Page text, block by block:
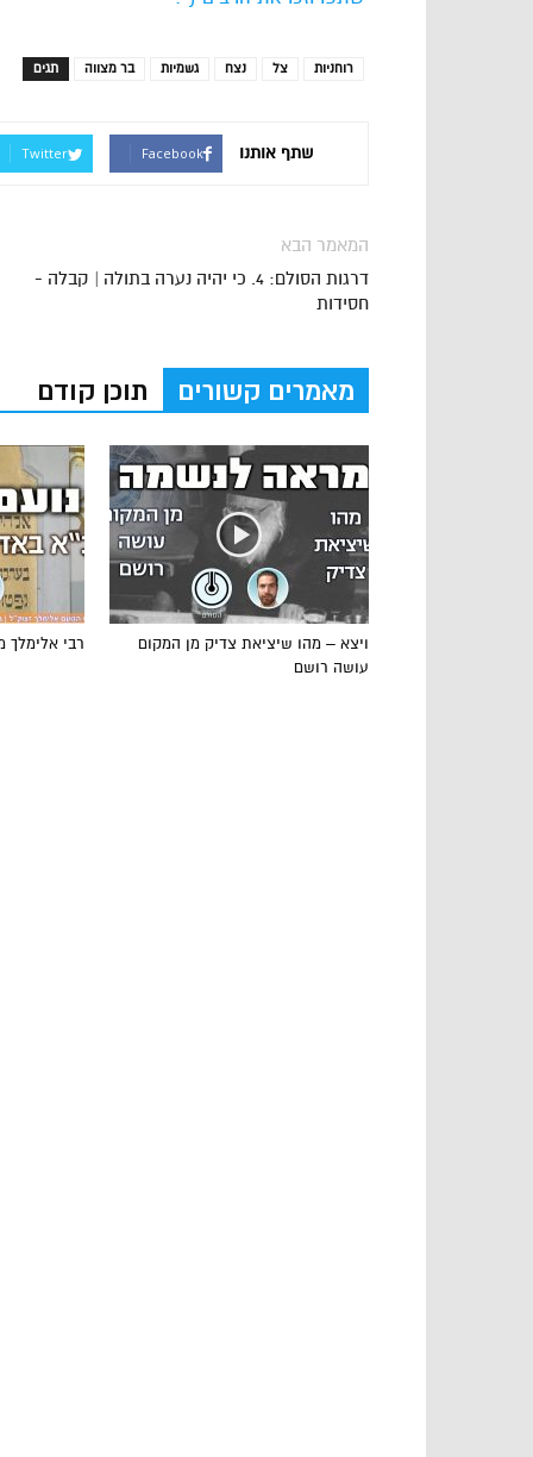
תגים בר מצווה גשמיות נצח צל רוחניות
שתף אותנו Facebook
Twitter
המאמר הבא
דרגות הסולם: 4. כי יהיה נערה בתולה | קבלה -
חסידות
מאמרים קשורים תוכן קודם
רבי אלימלך
ויצא – מהו שיציאת צדיק מן המקום
עושה רושם